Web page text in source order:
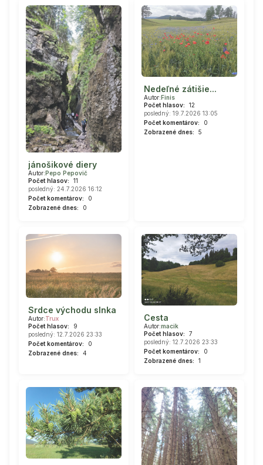
jánošikové diery
Autor:Pepo Pepovič
Počet hlasov:
11
posledný: 24.7.2026 16:12
Počet komentárov:
0
Zobrazené dnes:
0
Nedeľné zátišie...
Autor:Finis
Počet hlasov:
12
posledný: 19.7.2026 13:05
Počet komentárov:
0
Zobrazené dnes:
5
Srdce východu slnka
Autor:Trux
Počet hlasov:
9
posledný: 12.7.2026 23:33
Počet komentárov:
0
Zobrazené dnes:
4
Cesta
Autor:macik
Počet hlasov:
7
posledný: 12.7.2026 23:33
Počet komentárov:
0
Zobrazené dnes:
1